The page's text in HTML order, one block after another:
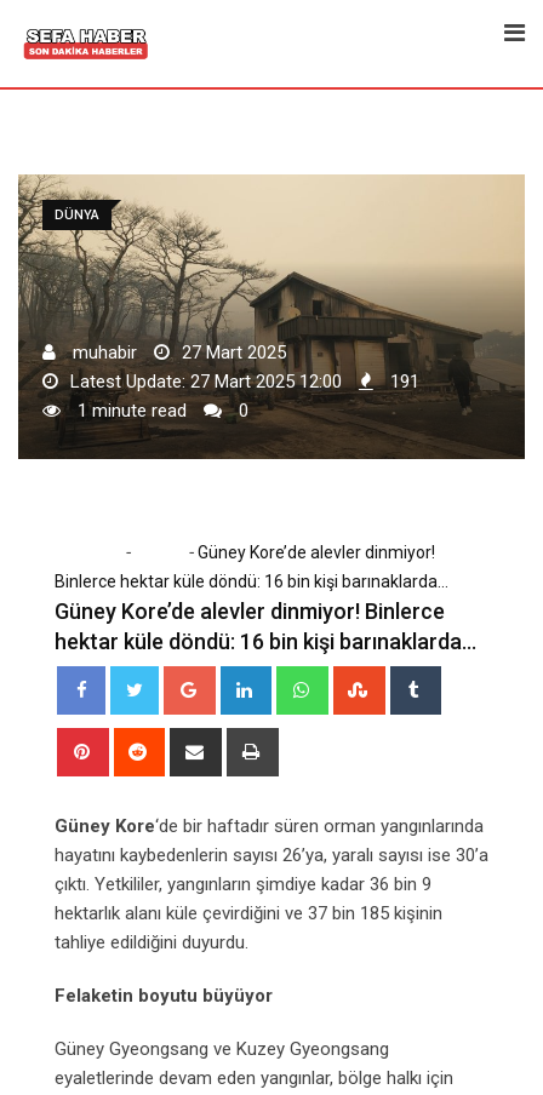
DÜNYA
muhabir
27 Mart 2025
Latest Update: 27 Mart 2025 12:00
191
1 minute read
0
- -Güney Kore’de alevler dinmiyor!
Binlerce hektar küle döndü: 16 bin kişi barınaklarda…
Güney Kore’de alevler dinmiyor! Binlerce
hektar küle döndü: 16 bin kişi barınaklarda…
Google+ LinkedIn WhatsappStumbleUpon
Pinterest Reddit
Share
Güney Kore‘de bir haftadır süren orman yangınlarında
hayatını kaybedenlerin sayısı 26’ya, yaralı sayısı ise 30’a
çıktı. Yetkililer, yangınların şimdiye kadar 36 bin 9
hektarlık alanı küle çevirdiğini ve 37 bin 185 kişinin
tahliye edildiğini duyurdu.
Felaketin boyutu büyüyor
Güney Gyeongsang ve Kuzey Gyeongsang
eyaletlerinde devam eden yangınlar, bölge halkı için